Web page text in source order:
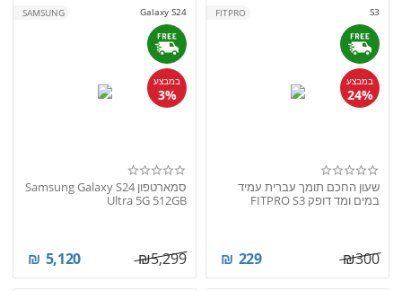
S3
במבצע
24%
FITPRO
שעון החכם תומך עברית עמיד
במים ומד דופק FITPRO S3
300
₪
229
₪
Galaxy S24
במבצע
3%
SAMSUNG
סמארטפון Samsung Galaxy S24
Ultra 5G 512GB
5,299
₪
5,120
₪